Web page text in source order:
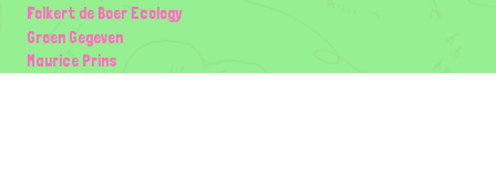
Folkert de Boer Ecology
Groen Gegeven
Maurice Prins